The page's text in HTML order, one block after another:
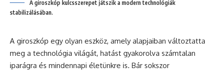
A giroszkóp kulcsszerepet játszik a modern technológiák
stabilizálásában.
A giroszkóp egy olyan eszköz, amely alapjaiban változtatta
meg a technológia világát, hatást gyakorolva számtalan
iparágra és mindennapi életünkre is. Bár sokszor